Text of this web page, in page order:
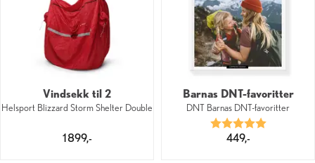
Vindsekk til 2
Helsport Blizzard Storm Shelter Double
1 899,-
Barnas DNT-favoritter
DNT Barnas DNT-favoritter
Karakter:
5.0 av 5
449,-